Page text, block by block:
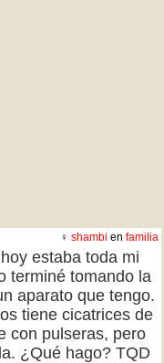
♀ shambi en familia
estaba toda mi
terminé tomando la
aparato que tengo.
tiene cicatrices de
con pulseras, pero
¿Qué hago? TQD